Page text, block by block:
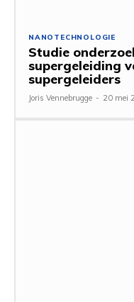
NANOTECHNOLOGIE
Studie
supergeleiding
supergeleiders
Joris Vennebrugge - 20 mei